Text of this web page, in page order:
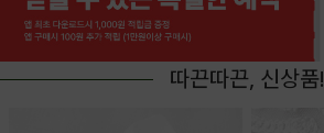
따끈따끈, 신상품!